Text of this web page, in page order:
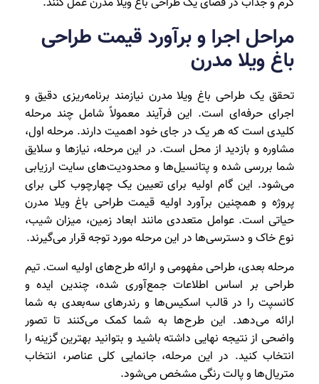
مراحل اجرا و برآورد قیمت طراحی
باغ ویلا مدرن
تحقق یک طراحی باغ ویلا مدرن نیازمند برنامه‌ریزی دقیق و
اجرای حرفه‌ای است. این فرآیند معمولاً شامل چند مرحله
کلیدی است که هر یک در جای خود اهمیت دارند. مرحله اول،
مشاوره و بازدید از محل است. در این مرحله، نیازها و سلایق
شما بررسی شده و پتانسیل‌ها و محدودیت‌های سایت ارزیابی
می‌شود. این گام اولیه برای تعیین یک چهارچوب کلی برای
پروژه و همچنین برآورد اولیه قیمت طراحی باغ ویلا مدرن
حیاتی است. عوامل متعددی مانند ابعاد زمین، میزان شیب،
نوع خاک و دسترسی‌ها در این مرحله مورد توجه قرار می‌گیرند.
مرحله بعدی، طراحی مفهومی و ارائه طرح‌های اولیه است. تیم
طراحی بر اساس اطلاعات جمع‌آوری شده، چندین ایده و
کانسپت را در قالب اسکیس‌ها و رندرهای سه‌بعدی به شما
ارائه می‌دهد. این طرح‌ها به شما کمک می‌کنند تا تصور
واضحی از نتیجه نهایی داشته باشید و بتوانید بهترین گزینه را
انتخاب کنید. در این مرحله، جانمایی کلی عناصر، انتخاب
متریال‌ها و پالت رنگی مشخص می‌شود.